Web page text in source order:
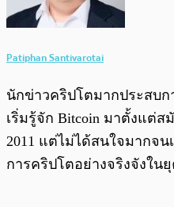
Patiphan Santivarotai
นักข่าวคริปโตมากประสบ
เริ่มรู้จัก Bitcoin มาตั้งแต่ส
2011 แต่ไม่ได้สนใจมากจ
การคริปโตอย่างจริงจังใน